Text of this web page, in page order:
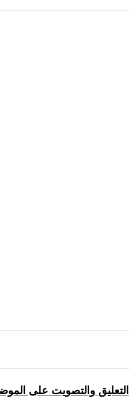
التعليق والتصويت على